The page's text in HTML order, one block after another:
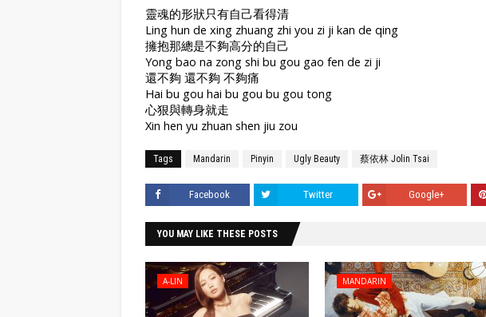
靈魂的形狀只有自己看得清
Ling hun de xing zhuang zhi you zi ji kan de qing
擁抱那總是不夠高分的自己
Yong bao na zong shi bu gou gao fen de zi ji
還不夠 還不夠 不夠痛
Hai bu gou hai bu gou bu gou tong
心狠與轉身就走
Xin hen yu zhuan shen jiu zou
Tags Mandarin Pinyin Ugly Beauty 蔡依林 Jolin Tsai
Facebook Twitter Google+
YOU MAY LIKE THESE POSTS
A-LIN MANDARIN